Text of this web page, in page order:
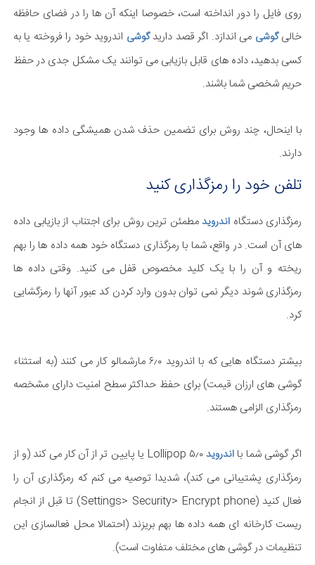
روی فایل را دور انداخته است، خصوصا اینکه آن ها را در فضای حافظه
خالیگوشی می اندازد. اگر قصد داریدگوشی اندروید خود را فروخته یا به
کسی بدهید، داده های قابل بازیابی می توانند یک مشکل جدی در حفظ
حریم شخصی شما باشند.
با اینحال، چند روش برای تضمین حذف شدن همیشگی داده ها وجود
دارند.
تلفن خود را رمزگذاری کنید
رمزگذاری دستگاه اندرویدمطمئن ترین روش برای اجتناب از بازیابی داده
های آن است. در واقع، شما با رمزگذاری دستگاه خود همه داده ها را بهم
ریخته و آن را با یک کلید مخصوص قفل می کنید. وقتی داده ها
رمزگذاری شوند دیگر نمی توان بدون وارد کردن کد عبور آنها را رمزگشایی
کرد.
بیشتر دستگاه هایی که با اندروید ۶٫۰ مارشمالو کار می کنند (به استثناء
گوشی های ارزان قیمت) برای حفظ حداکثر سطح امنیت دارای مشخصه
رمزگذاری الزامی هستند.
اگر گوشی شما بااندروید
۵٫۰ Lollipop یا پایین تر از آن کار می کند (و از
رمزگذاری پشتیبانی می کند)، شدیدا توصیه می کنم که رمزگذاری آن را
فعال کنید (Settings> Security> Encrypt phone) تا قبل از انجام
ریست کارخانه ای همه داده ها بهم بریزند (احتمالا محل فعالسازی این
تنظیمات در گوشی های مختلف متفاوت است).